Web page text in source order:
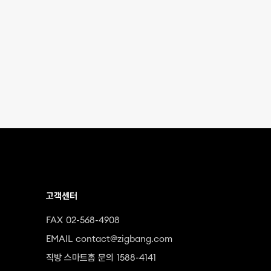
고객센터
FAX 02-568-4908
EMAIL contact@zigbang.com
직방 스마트홈 문의 1588-4141